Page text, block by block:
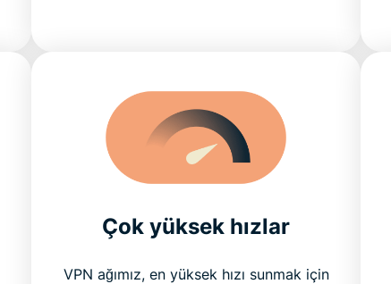
Çok yüksek hızlar
VPN ağımız, en yüksek hızı sunmak için